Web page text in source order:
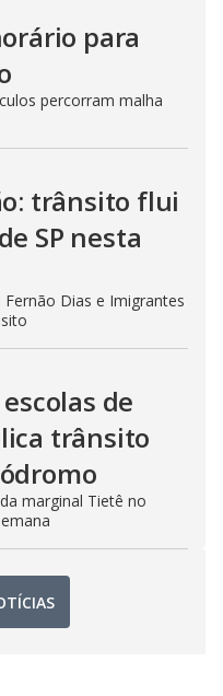
para
percorram malha
trânsito flui
SP nesta
Dias e Imigrantes
de
trânsito
marginal Tietê no